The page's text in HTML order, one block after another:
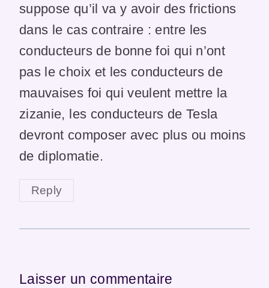
suppose qu’il va y avoir des frictions
dans le cas contraire : entre les
conducteurs de bonne foi qui n’ont
pas le choix et les conducteurs de
mauvaises foi qui veulent mettre la
zizanie, les conducteurs de Tesla
devront composer avec plus ou moins
de diplomatie.
Reply
Laisser un commentaire